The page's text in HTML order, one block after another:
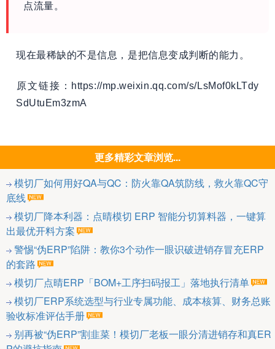
点流量。
现在最稀缺的不是信息，是把信息变成判断的能力。
​原文链接：https://mp.weixin.qq.com/s/LsMof0kLTdy
SdUtuEm3zmA
更多精彩文章浏览...
模切厂如何用好QA与QC：防火靠QA筑防线，救火靠QC守
底线
模切厂降本利器：点晴模切 ERP 智能分切算料器，一键算
出最优开料方案
警惕“伪ERP”陷阱：教你3个动作一眼识破进销存冒充ERP
的套路
模切厂点晴ERP「BOM+工序扫码报工」落地执行清单
模切厂ERP系统选型与行业专属功能、成本核算、财务总账
验收标准评估手册
别再被“伪ERP”割韭菜！模切厂老板一眼分清进销存和真ER